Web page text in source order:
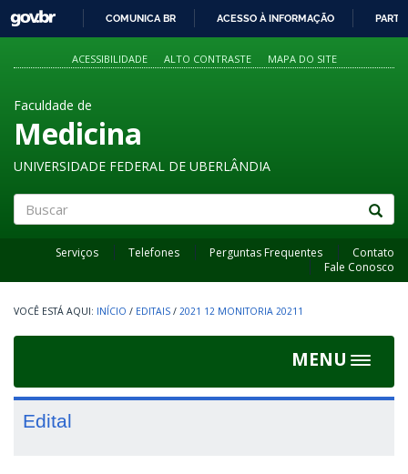
PARA
O
GOVBR
COMUNICA BR ACESSO À INFORMAÇÃO
ACESSIBILIDADE ALTO CONTRASTE MAPA DO SITE
Faculdade de
Medicina
UNIVERSIDADE FEDERAL DE UBERLÂNDIA
Serviços Telefones Perguntas Frequentes
Contato
Fale Conosco
INÍCIO / EDITAIS / 2021 12 MONITORIA 20211
MENU
Toggle
Edital